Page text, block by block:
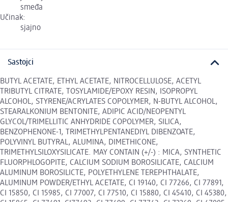
smeđa
Učinak:
sjajno
Sastojci
BUTYL ACETATE, ETHYL ACETATE, NITROCELLULOSE, ACETYL
TRIBUTYL CITRATE, TOSYLAMIDE/EPOXY RESIN, ISOPROPYL
ALCOHOL, STYRENE/ACRYLATES COPOLYMER, N-BUTYL ALCOHOL,
STEARALKONIUM BENTONITE, ADIPIC ACID/NEOPENTYL
GLYCOL/TRIMELLITIC ANHYDRIDE COPOLYMER, SILICA,
BENZOPHENONE-1, TRIMETHYLPENTANEDIYL DIBENZOATE,
POLYVINYL BUTYRAL, ALUMINA, DIMETHICONE,
TRIMETHYLSILOXYSILICATE. MAY CONTAIN (+/-) : MICA, SYNTHETIC
FLUORPHLOGOPITE, CALCIUM SODIUM BOROSILICATE, CALCIUM
ALUMINUM BOROSILICTE, POLYETHYLENE TEREPHTHALATE,
ALUMINUM POWDER/ETHYL ACETATE, CI 19140, CI 77266, CI 77891,
CI 15850, CI 15985, CI 77007, CI 77510, CI 15880, CI 45410, CI 45380,